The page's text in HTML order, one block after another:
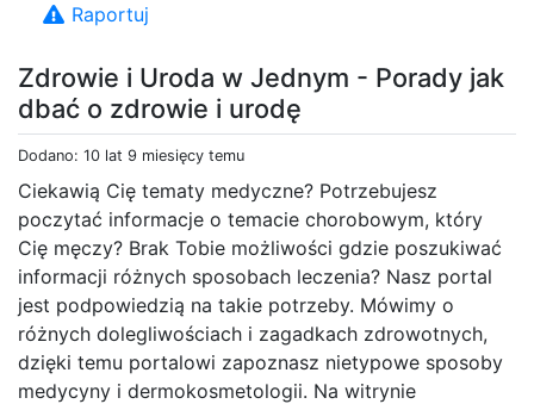
Zdrowie i Uroda w Jednym - Porady jak
dbać o zdrowie i urodę
Dodano: 10 lat 9 miesięcy temu
Ciekawią Cię tematy medyczne? Potrzebujesz
poczytać informacje o temacie chorobowym, który
Cię męczy? Brak Tobie możliwości gdzie poszukiwać
informacji różnych sposobach leczenia? Nasz portal
jest podpowiedzią na takie potrzeby. Mówimy o
różnych dolegliwościach i zagadkach zdrowotnych,
dzięki temu portalowi zapoznasz nietypowe sposoby
medycyny i dermokosmetologii. Na witrynie
Raportuj